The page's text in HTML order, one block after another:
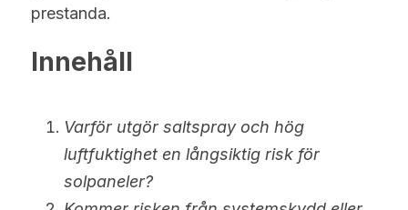
Nederlands
Română
Sverige
English
prestanda.
Innehåll
Varför utgör saltspray och hög
luftfuktighet en långsiktig risk för
solpaneler?